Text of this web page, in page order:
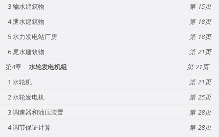
3 输水建筑物
15
4 泄水建筑物
18
5 水力发电站厂房
18
6 尾水建筑物
21
第4章
水轮发电机组
21
1 水轮机
21
2 水轮发电机
25
3 调速器和油压装置
28
4 调节保证计算
28